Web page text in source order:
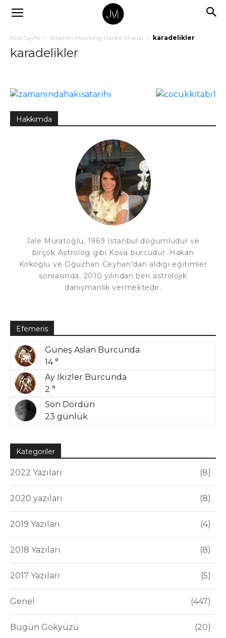
Ana Sayfa Stephen Hawking Harita Analizi karadelikler
karadelikler
Hakkımda
Jale Muratoğlu, 1969 İstanbul doğumludur ve
birçok Astrolog gibi Kova burcudur. Hakan
Kırkoğlu ve Oğuzhan Ceyhan'dan aldığı eğitimler
sonrasında, 2010 yılından beri astrolojik
danışmanlık vermektedir.
Efemeris
Güneş Aslan Burcunda
14 °
Ay İkizler Burcunda
2 °
Son Dördün
23 günlük
Kategoriler
2022 Yazıları 8
2020 yazıları 8
2019 Yazıları 4
2018 Yazıları 8
2017 Yazıları 5
Genel 447
Bugün Gökyüzü 20